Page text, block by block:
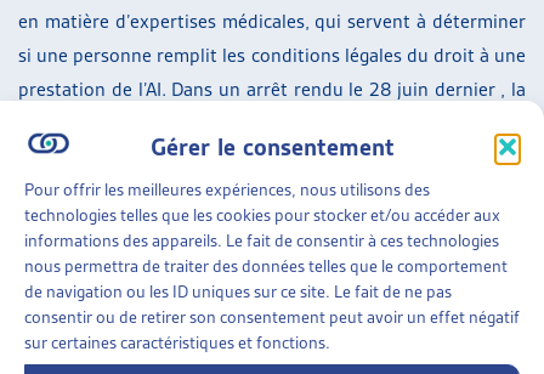
Gérer le consentement
Pour offrir les meilleures expériences, nous utilisons des
technologies telles que les cookies pour stocker et/ou accéder aux
informations des appareils. Le fait de consentir à ces technologies
nous permettra de traiter des données telles que le comportement
de navigation ou les ID uniques sur ce site. Le fait de ne pas
consentir ou de retirer son consentement peut avoir un effet négatif
sur certaines caractéristiques et fonctions.
PROJETS ET ACTIVITÉS
JOURNÉES D’AUTOMNE
en matière d’expertises médicales, qui servent à déterminer
si une personne remplit les conditions légales du droit à une
prestation de l’AI. Dans un arrêt rendu le 28 juin dernier , la
médicale, comporte un certain nombre de risques en
défaveur de l’assuré-e. Dès lors, elle invite d’une part les
autorités concernées – l’Office fédéral des assurances
sociales (OFAS) et les offices AI – à introduire différentes
mesures sur le plan administratif, et d’autre part renforce
les droits de participation des personnes assurées afin de
mettre ces dernières sur un pied d’égalité avec les offices AI.